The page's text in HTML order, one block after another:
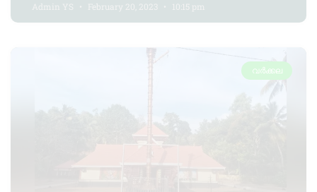
Admin YS February 20, 2023 10:15 pm
വർക്കല